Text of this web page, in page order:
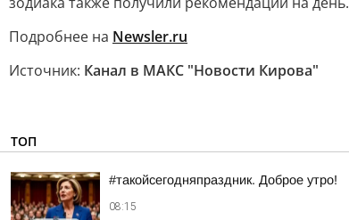
Подробнее на Newsler.ru
Источник: Канал в МАКС "Новости Кирова"
ТОП
#такойсегодняпраздник. Доброе утро!
08:15